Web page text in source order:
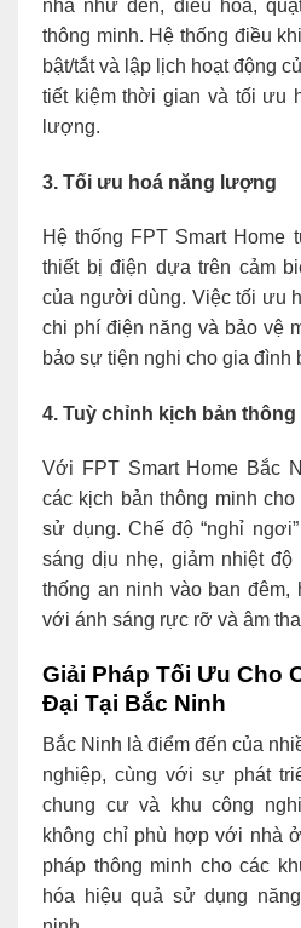
nhà như đèn, điều hòa,
thông minh. Hệ thống điều
bật/tắt và lập lịch hoạt động
tiết kiệm thời gian và tối ưu
lượng.
3. Tối ưu hoá năng lượng
Hệ thống FPT Smart Home
thiết bị điện dựa trên cảm
của người dùng. Việc tối ưu
chi phí điện năng và bảo vệ
bảo sự tiện nghi cho gia đình
4. Tuỳ chỉnh kịch bản thông
Với FPT Smart Home Bắc
các kịch bản thông minh
sử dụng. Chế độ “nghỉ
sáng dịu nhẹ, giảm nhiệt
thống an ninh vào ban đêm,
với ánh sáng rực rỡ và âm
Giải Pháp Tối Ưu Cho
Đại Tại Bắc Ninh
Bắc Ninh là điểm đến của
nghiệp, cùng với sự phát
chung cư và khu công
không chỉ phù hợp với nhà
pháp thông minh cho các
hóa hiệu quả sử dụng